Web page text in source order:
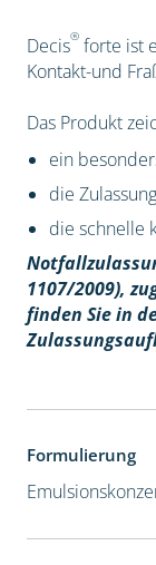
Decis®forte ist
Kontakt-und
Das Produkt
ein
die
die schnelle
1107/2009), z
finden Sie in
Formulierung